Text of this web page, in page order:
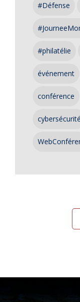
#Défense
#philatélie
événement
conférence
cybersécurité